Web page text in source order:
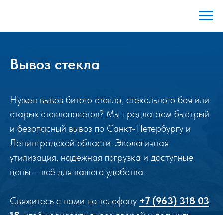
Вывоз стекла
Нужен вывоз битого стекла, стекольного боя или
старых стеклопакетов? Мы предлагаем быстрый
и безопасный вывоз по Санкт-Петербургу и
Ленинградской области. Экологичная
утилизация, надежная погрузка и доступные
цены – всё для вашего удобства.
Свяжитесь с нами по телефону +7 (963) 318 03